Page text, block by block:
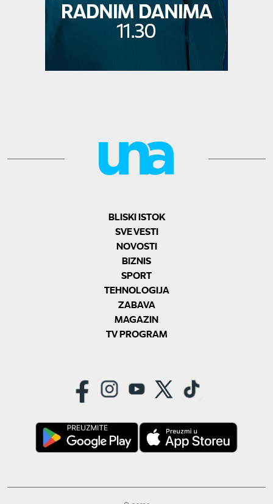
BLISKI ISTOK
SVE VESTI
NOVOSTI
BIZNIS
SPORT
TEHNOLOGIJA
ZABAVA
MAGAZIN
TV PROGRAM